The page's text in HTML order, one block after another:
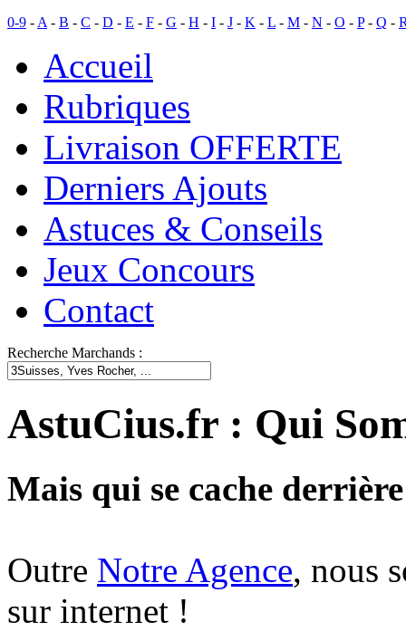
0-9 - A - B - C - D - E - F - G - H - I - J - K - L - M - N - O - P- Q -
Accueil
Rubriques
Livraison OFFERTE
Derniers Ajouts
Astuces & Conseils
Jeux Concours
Contact
Recherche Marchands :
AstuCius.fr : Qui
Mais qui se cache
Outre Notre Agence, nous
sur internet !